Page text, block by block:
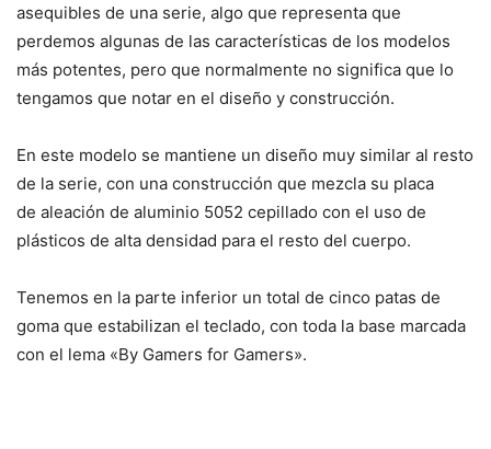
asequibles de una serie, algo que representa que
perdemos algunas de las características de los modelos
más potentes, pero que normalmente no significa que lo
tengamos que notar en el diseño y construcción.
En este modelo se mantiene un diseño muy similar al resto
de la serie, con una construcción que mezcla su placa
de aleación de aluminio 5052 cepillado con el uso de
plásticos de alta densidad para el resto del cuerpo.
Tenemos en la parte inferior un total de cinco patas de
goma que estabilizan el teclado, con toda la base marcada
con el lema «By Gamers for Gamers».